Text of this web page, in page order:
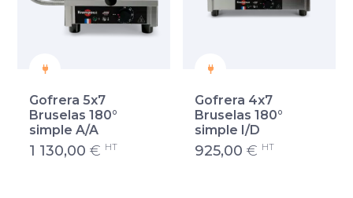
Gofrera 5x7
Bruselas 180°
simple A/A
1 130,00 € HT
Gofrera 4x7
Bruselas 180°
simple I/D
925,00 € HT